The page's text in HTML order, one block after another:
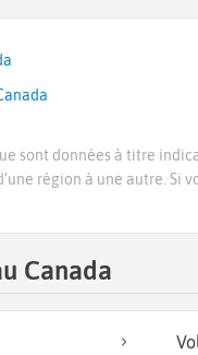
sont données à titre
région à une autre. Si
Canada